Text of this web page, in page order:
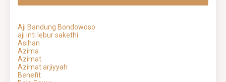
Aji Bandung Bondowoso
aji inti lebur sakethi
Asihan
Azima
Azimat
Azimat arjiyyah
Benefit